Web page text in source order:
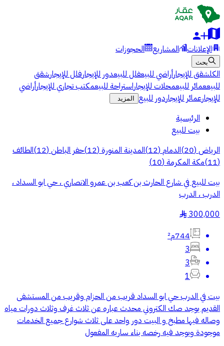
الإعلانات المشاريع الحجوزات
بحث
الكلشقق للإيجارأراضي للبيعفلل للبيعدور للإيجارفلل للإيجارشقق
للبيععمائر للبيعمحلات للإيجاراستراحة للبيعمكتب تجاري للإيجارأراضي
للإيجارعمائر للإيجاردور للبيع المزيد
الرئيسية
بيت للبيع
الرياض(
20
)الدمام(
12
)المدينة المنورة(
12
)حفر الباطن(
12
)الطائف
(
11
)مكة المكرمة(
10
)
بيت للبيع في شارع الحارث بن كعب بن عمرو الانصاري ، حي ابو السداد ،
الدرب ، الدرب
300,000
§
744م²
3
3
1
بيت في الدرب حي ابو السداد قريب من الحزام وقريب من المستشفى
القديم يوجد صك الكتروني محدث عباره عن ثلاث غرف وثلاث دورات مياه
وصاله فيها مطبخ و البيت دور واحد على ثلاث شوارع جميع الخدمات
موجودة ويوجد فيه رخصه بناء ساريه المفعول